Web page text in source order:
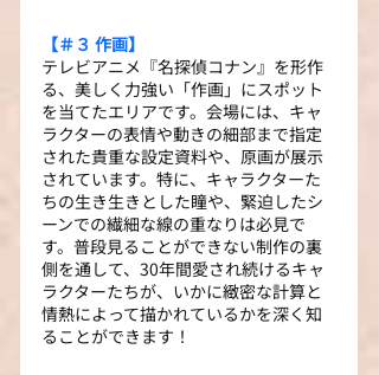
【＃３ 作画】
テレビアニメ『名探偵コナン』を形作
る、美しく力強い「作画」にスポット
を当てたエリアです。会場には、キャ
ラクターの表情や動きの細部まで指定
された貴重な設定資料や、原画が展示
されています。特に、キャラクターた
ちの生き生きとした瞳や、緊迫したシ
ーンでの繊細な線の重なりは必見で
す。普段見ることができない制作の裏
側を通して、30年間愛され続けるキャ
ラクターたちが、いかに緻密な計算と
情熱によって描かれているかを深く知
ることができます！